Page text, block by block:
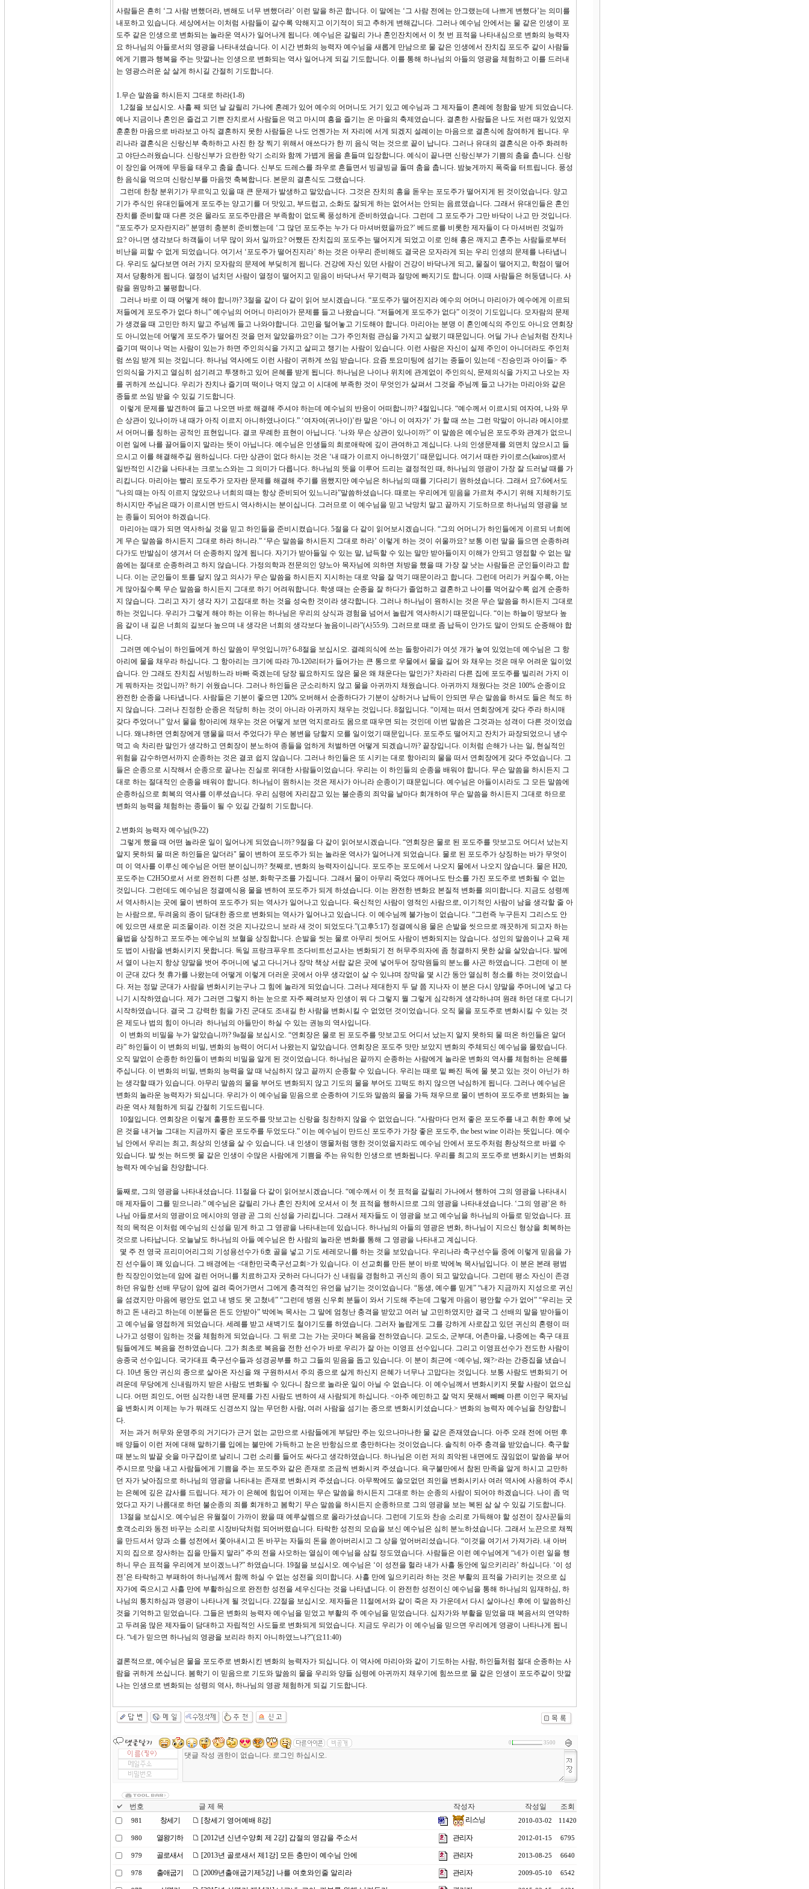
사람들은 흔히 ‘그 사람 변했더라, 변해도 너무 변했더라’ 이런 말을 하곤 합니다. 이 말에는 ‘그 사람 전에는 안그랬는데 나쁘게 변했다’는 의미를
내포하고 있습니다. 세상에서는 이처럼 사람들이 갈수록 악해지고 이기적이 되고 추하게 변해갑니다. 그러나 예수님 안에서는 물 같은 인생이 포
도주 같은 인생으로 변화되는 놀라운 역사가 일어나게 됩니다. 예수님은 갈릴리 가나 혼인잔치에서 이 첫 번 표적을 나타내심으로 변화의 능력자
요 하나님의 아들로서의 영광을 나타내셨습니다. 이 시간 변화의 능력자 예수님을 새롭게 만남으로 물 같은 인생에서 잔치집 포도주 같이 사람들
에게 기쁨과 행복을 주는 맛깔나는 인생으로 변화되는 역사 일어나게 되길 기도합니다. 이를 통해 하나님의 아들의 영광을 체험하고 이를 드러내
는 영광스러운 삶 살게 하시길 간절히 기도합니다.
1.무슨 말씀을 하시든지 그대로 하라(1-8)
1,2절을 보십시오. 사흘 째 되던 날 갈릴리 가나에 혼례가 있어 예수의 어머니도 거기 있고 예수님과 그 제자들이 혼례에 청함을 받게 되었습니다.
예나 지금이나 혼인은 즐겁고 기쁜 잔치로서 사람들은 먹고 마시며 흥을 즐기는 온 마을의 축제였습니다. 결혼한 사람들은 나도 저런 때가 있었지
훈훈한 마음으로 바라보고 아직 결혼하지 못한 사람들은 나도 언젠가는 저 자리에 서게 되겠지 설례이는 마음으로 결혼식에 참여하게 됩니다. 우
리나라 결혼식은 신랑신부 축하하고 사진 한 장 찍기 위해서 애쓰다가 한 끼 음식 먹는 것으로 끝이 납니다. 그러나 유대의 결혼식은 아주 화려하
고 야단스러웠습니다. 신랑신부가 요란한 악기 소리와 함께 가볍게 몸을 흔들며 입장합니다. 예식이 끝나면 신랑신부가 기쁨의 춤을 춥니다. 신랑
이 장인을 어깨에 무등을 태우고 춤을 춥니다. 신부도 드레스를 좌우로 흔들면서 빙글빙글 돌며 춤을 춥니다. 밤늦게까지 폭죽을 터트립니다. 풍성
한 음식을 먹으며 신랑신부를 마음껏 축복합니다. 본문의 결혼식도 그랬습니다.
그런데 한창 분위기가 무르익고 있을 때 큰 문제가 발생하고 말았습니다. 그것은 잔치의 흥을 돋우는 포도주가 떨어지게 된 것이었습니다. 양고
기가 주식인 유대인들에게 포도주는 양고기를 더 맛있고, 부드럽고, 소화도 잘되게 하는 없어서는 안되는 음료였습니다. 그래서 유대인들은 혼인
잔치를 준비할 때 다른 것은 몰라도 포도주만큼은 부족함이 없도록 풍성하게 준비하였습니다. 그런데 그 포도주가 그만 바닥이 나고 만 것입니다.
“포도주가 모자란지라” 분명히 충분히 준비했는데 ‘그 많던 포도주는 누가 다 마셔버렸을까요?’ 베드로를 비롯한 제자들이 다 마셔버린 것일까
요? 아니면 생각보다 하객들이 너무 많이 와서 일까요? 어쨌든 잔치집의 포도주는 떨어지게 되었고 이로 인해 흥은 깨지고 혼주는 사람들로부터
비난을 피할 수 없게 되었습니다. 여기서 ‘포도주가 떨어진지라’ 하는 것은 아무리 준비해도 결국은 모자라게 되는 우리 인생의 문제를 나타냅니
다. 우리도 살다보면 여러 가지 모자람의 문제에 부딪히게 됩니다. 건강에 자신 있던 사람이 건강이 바닥나게 되고, 물질이 떨어지고, 학점이 떨어
져서 당황하게 됩니다. 열정이 넘치던 사람이 열정이 떨어지고 믿음이 바닥나서 무기력과 절망에 빠지기도 합니다. 이때 사람들은 허둥댑니다. 사
람을 원망하고 불평합니다.
그러나 바로 이 때 어떻게 해야 합니까? 3절을 같이 다 같이 읽어 보시겠습니다. “포도주가 떨어진지라 예수의 어머니 마리아가 예수에게 이르되
저들에게 포도주가 없다 하니” 예수님의 어머니 마리아가 문제를 들고 나왔습니다. “저들에게 포도주가 없다” 이것이 기도입니다. 모자람의 문제
가 생겼을 때 고민만 하지 말고 주님께 들고 나와야합니다. 고민을 털어놓고 기도해야 합니다. 마리아는 분명 이 혼인예식의 주인도 아니요 연회장
도 아니었는데 어떻게 포도주가 떨어진 것을 먼저 알았을까요? 이는 그가 주인처럼 관심을 가지고 살폈기 때문입니다. 어딜 가나 손님처럼 잔치나
즐기며 떡이나 먹는 사람이 있는가 하면 주인의식을 가지고 살피고 챙기는 사람이 있습니다. 이런 사람은 자신이 실제 주인이 아니더라도 주인처
럼 쓰임 받게 되는 것입니다. 하나님 역사에도 이런 사람이 귀하게 쓰임 받습니다. 요즘 토요미팅에 섬기는 종들이 있는데 <진승민과 아이들> 주
인의식을 가지고 열심히 섬기려고 투쟁하고 있어 은혜를 받게 됩니다. 하나님은 나이나 위치에 관계없이 주인의식, 문제의식을 가지고 나오는 자
를 귀하게 쓰십니다. 우리가 잔치나 즐기며 떡이나 먹지 않고 이 시대에 부족한 것이 무엇인가 살펴서 그것을 주님께 들고 나가는 마리아와 같은
종들로 쓰임 받을 수 있길 기도합니다.
이렇게 문제를 발견하여 들고 나오면 바로 해결해 주셔야 하는데 예수님의 반응이 어떠합니까? 4절입니다. “예수께서 이르시되 여자여, 나와 무
슨 상관이 있나이까 내 때가 아직 이르지 아니하였나이다.” ‘여자여(귀나이)’란 말은 ‘아니 이 여자가’ 가 할 때 쓰는 그런 막말이 아니라 메시야로
서 어머니를 칭하는 공적인 표현입니다. 결코 무례한 표현이 아닙니다. ‘나와 무슨 상관이 있나이까?’ 이 말씀은 예수님은 포도주와 관계가 없으니
이런 일에 나를 끌어들이지 말라는 뜻이 아닙니다. 예수님은 인생들의 희로애락에 깊이 관여하고 계십니다. 나의 인생문제를 외면치 않으시고 들
으시고 이를 해결해주길 원하십니다. 다만 상관이 없다 하시는 것은 ‘내 때가 이르지 아니하였기’ 때문입니다. 여기서 때란 카이로스(kairos)로서
일반적인 시간을 나타내는 크로노스와는 그 의미가 다릅니다. 하나님의 뜻을 이루어 드리는 결정적인 때, 하나님의 영광이 가장 잘 드러날 때를 가
리킵니다. 마리아는 빨리 포도주가 모자란 문제를 해결해 주기를 원했지만 예수님은 하나님의 때를 기다리기 원하셨습니다. 그래서 요7:6에서도
“나의 때는 아직 이르지 않았으나 너희의 때는 항상 준비되어 있느니라”말씀하셨습니다. 때로는 우리에게 믿음을 가르쳐 주시기 위해 지체하기도
하시지만 주님은 때가 이르시면 반드시 역사하시는 분이십니다. 그러므로 이 예수님을 믿고 낙망치 말고 끝까지 기도하므로 하나님의 영광을 보
는 종들이 되어야 하겠습니다.
마리아는 때가 되면 역사하실 것을 믿고 하인들을 준비시켰습니다. 5절을 다 같이 읽어보시겠습니다. “그의 어머니가 하인들에게 이르되 너희에
게 무슨 말씀을 하시든지 그대로 하라 하니라.” ‘무슨 말씀을 하시든지 그대로 하라’ 이렇게 하는 것이 쉬울까요? 보통 이런 말을 들으면 순종하려
다가도 반발심이 생겨서 더 순종하지 않게 됩니다. 자기가 받아들일 수 있는 말, 납득할 수 있는 말만 받아들이지 이해가 안되고 영접할 수 없는 말
씀에는 절대로 순종하려고 하지 않습니다. 가정의학과 전문의인 양노아 목자님에 의하면 처방을 했을 때 가장 잘 낫는 사람들은 군인들이라고 합
니다. 이는 군인들이 토를 달지 않고 의사가 무슨 말씀을 하시든지 지시하는 대로 약을 잘 먹기 때문이라고 합니다. 그런데 머리가 커질수록, 아는
게 많아질수록 무슨 말씀을 하시든지 그대로 하기 어려워합니다. 학생 때는 순종을 잘 하다가 졸업하고 결혼하고 나이를 먹어갈수록 쉽게 순종하
지 않습니다. 그리고 자기 생각 자기 고집대로 하는 것을 성숙한 것이라 생각합니다. 그러나 하나님이 원하시는 것은 무슨 말씀을 하시든지 그대로
하는 것입니다. 우리가 그렇게 해야 하는 이유는 하나님은 우리의 상식과 경험을 넘어서 놀랍게 역사하시기 때문입니다. “이는 하늘이 땅보다 높
음 같이 내 길은 너희의 길보다 높으며 내 생각은 너희의 생각보다 높음이니라”(사55:9). 그러므로 때로 좀 납득이 안가도 말이 안되도 순종해야 합
니다.
그러면 예수님이 하인들에게 하신 말씀이 무엇입니까? 6-8절을 보십시오. 결례의식에 쓰는 돌항아리가 여섯 개가 놓여 있었는데 예수님은 그 항
아리에 물을 채우라 하십니다. 그 항아리는 크기에 따라 70-120리터가 들어가는 큰 통으로 우물에서 물을 길어 와 채우는 것은 매우 어려운 일이었
습니다. 안 그래도 잔치집 서빙하느라 바빠 죽겠는데 당장 필요하지도 않은 물은 왜 채운다는 말인가? 차라리 다른 집에 포도주를 빌리러 가지 이
게 뭐하자는 것입니까? 하기 쉬웠습니다. 그러나 하인들은 군소리하지 않고 물을 아귀까지 채웠습니다. 아귀까지 채웠다는 것은 100% 순종이요
완전한 순종을 나타냅니다. 사람들은 기분이 좋으면 120% 오버해서 순종하다가 기분이 상하거나 납득이 안되면 무슨 말씀을 하셔도 들은 척도 하
지 않습니다. 그러나 진정한 순종은 적당히 하는 것이 아니라 아귀까지 채우는 것입니다. 8절입니다. “이제는 떠서 연회장에게 갖다 주라 하시매
갖다 주었더니” 앞서 물을 항아리에 채우는 것은 어떻게 보면 억지로라도 몸으로 때우면 되는 것인데 이번 말씀은 그것과는 성격이 다른 것이었습
니다. 왜냐하면 연회장에게 맹물을 떠서 주었다가 무슨 봉변을 당할지 모를 일이었기 때문입니다. 포도주도 떨어지고 잔치가 파장되었으니 냉수
먹고 속 차리란 말인가 생각하고 연회장이 분노하여 종들을 엄하게 처벌하면 어떻게 되겠습니까? 끝장입니다. 이처럼 손해가 나는 일, 현실적인
위험을 감수하면서까지 순종하는 것은 결코 쉽지 않습니다. 그러나 하인들은 또 시키는 대로 항아리의 물을 떠서 연회장에게 갖다 주었습니다. 그
들은 순종으로 시작해서 순종으로 끝나는 진실로 위대한 사람들이었습니다. 우리는 이 하인들의 순종을 배워야 합니다. 무슨 말씀을 하시든지 그
대로 하는 절대적인 순종을 배워야 합니다. 하나님이 원하시는 것은 제사가 아니라 순종이기 때문입니다. 예수님은 아들이시라도 그 모든 말씀에
순종하심으로 회복의 역사를 이루셨습니다. 우리 심령에 자리잡고 있는 불순종의 죄악을 날마다 회개하여 무슨 말씀을 하시든지 그대로 하므로
변화의 능력을 체험하는 종들이 될 수 있길 간절히 기도합니다.
2.변화의 능력자 예수님(9-22)
그렇게 했을 때 어떤 놀라운 일이 일어나게 되었습니까? 9절을 다 같이 읽어보시겠습니다. “연회장은 물로 된 포도주를 맛보고도 어디서 났는지
알지 못하되 물 떠온 하인들은 알더라" 물이 변하여 포도주가 되는 놀라운 역사가 일어나게 되었습니다. 물로 된 포도주가 상징하는 바가 무엇이
며 이 역사를 이루신 예수님은 어떤 분이십니까? 첫째로, 변화의 능력자이십니다. 포도주는 포도에서 나오지 물에서 나오지 않습니다. 물은 H20,
포도주는 C2H5O로서 서로 완전히 다른 성분, 화학구조를 가집니다. 그래서 물이 아무리 죽었다 깨어나도 탄소를 가진 포도주로 변화될 수 없는
것입니다. 그런데도 예수님은 정결예식용 물을 변하여 포도주가 되게 하셨습니다. 이는 완전한 변화요 본질적 변화를 의미합니다. 지금도 성령께
서 역사하시는 곳에 물이 변하여 포도주가 되는 역사가 일어나고 있습니다. 육신적인 사람이 영적인 사람으로, 이기적인 사람이 남을 생각할 줄 아
는 사람으로, 두려움의 종이 담대한 종으로 변화되는 역사가 일어나고 있습니다. 이 예수님께 불가능이 없습니다. “그런즉 누구든지 그리스도 안
에 있으면 새로운 피조물이라. 이전 것은 지나갔으니 보라 새 것이 되었도다.”(고후5:17) 정결예식용 물은 손발을 씻으므로 깨끗하게 되고자 하는
율법을 상징하고 포도주는 예수님의 보혈을 상징합니다. 손발을 씻는 물로 아무리 씻어도 사람이 변화되지는 않습니다. 성인의 말씀이나 교육 제
도 법이 사람을 변화시키지 못합니다. 독일 프랑크푸우트 조다비트선교사는 변화되기 전 허무주의자에 좀 청결하지 못한 삶을 살았습니다. 발에
서 열이 나는지 항상 양말을 벗어 주머니에 넣고 다니거나 장막 책상 서랍 같은 곳에 넣어두어 장막원들의 분노를 사곤 하였습니다. 그런데 이 분
이 군대 갔다 첫 휴가를 나왔는데 어떻게 이렇게 더러운 곳에서 아무 생각없이 살 수 있냐며 장막을 몇 시간 동안 열심히 청소를 하는 것이었습니
다. 저는 정말 군대가 사람을 변화시키는구나 그 힘에 놀라게 되었습니다. 그러나 제대한지 두 달 쯤 지나자 이 분은 다시 양말을 주머니에 넣고 다
니기 시작하였습니다. 제가 그러면 그렇지 하는 눈으로 자주 째려보자 인생이 뭐 다 그렇지 뭘 그렇게 심각하게 생각하냐며 원래 하던 대로 다니기
시작하였습니다. 결국 그 강력한 힘을 가진 군대도 조내길 한 사람을 변화시킬 수 없었던 것이었습니다. 오직 물을 포도주로 변화시킬 수 있는 것
은 제도나 법의 힘이 아니라 하나님의 아들만이 하실 수 있는 권능의 역사입니다.
이 변화의 비밀을 누가 알았습니까? 9a절을 보십시오. “연회장은 물로 된 포도주를 맛보고도 어디서 났는지 알지 못하되 물 떠온 하인들은 알더
라” 하인들이 이 변화의 비밀, 변화의 능력이 어디서 나왔는지 알았습니다. 연회장은 포도주 맛만 보았지 변화의 주체되신 예수님을 몰랐습니다.
오직 말없이 순종한 하인들이 변화의 비밀을 알게 된 것이었습니다. 하나님은 끝까지 순종하는 사람에게 놀라운 변화의 역사를 체험하는 은혜를
주십니다. 이 변화의 비밀, 변화의 능력을 알 때 낙심하지 않고 끝까지 순종할 수 있습니다. 우리는 때로 밑 빠진 독에 물 붓고 있는 것이 아닌가 하
는 생각할 때가 있습니다. 아무리 말씀의 물을 부어도 변화되지 않고 기도의 물을 부어도 끄떡도 하지 않으면 낙심하게 됩니다. 그러나 예수님은
변화의 놀라운 능력자가 되십니다. 우리가 이 예수님을 믿음으로 순종하여 기도와 말씀의 물을 가득 채우므로 물이 변하여 포도주로 변화되는 놀
라운 역사 체험하게 되길 간절히 기도드립니다.
10절입니다. 연회장은 이렇게 훌륭한 포도주를 맛보고는 신랑을 칭찬하지 않을 수 없었습니다. “사람마다 먼저 좋은 포도주를 내고 취한 후에 낮
은 것을 내거늘 그대는 지금까지 좋은 포도주를 두었도다.” 이는 예수님이 만드신 포도주가 가장 좋은 포도주, the best wine 이라는 뜻입니다. 예수
님 안에서 우리는 최고, 최상의 인생을 살 수 있습니다. 내 인생이 맹물처럼 맹한 것이었을지라도 예수님 안에서 포도주처럼 환상적으로 바뀔 수
있습니다. 발 씻는 허드렛 물 같은 인생이 수많은 사람에게 기쁨을 주는 유익한 인생으로 변화됩니다. 우리를 최고의 포도주로 변화시키는 변화의
능력자 예수님을 찬양합니다.
둘째로, 그의 영광을 나타내셨습니다. 11절을 다 같이 읽어보시겠습니다. “예수께서 이 첫 표적을 갈릴리 가나에서 행하여 그의 영광을 나타내시
매 제자들이 그를 믿으니라.” 예수님은 갈릴리 가나 혼인 잔치에 오셔서 이 첫 표적을 행하시므로 그의 영광을 나타내셨습니다. ‘그의 영광’은 하
나님 아들로서의 영광이요 메시야의 영광 곧 그의 신성을 가리킵니다. 그래서 제자들도 이 영광을 보고 예수님을 하나님의 아들로 믿었습니다. 표
적의 목적은 이처럼 예수님의 신성을 믿게 하고 그 영광을 나타내는데 있습니다. 하나님의 아들의 영광은 변화, 하나님이 지으신 형상을 회복하는
것으로 나타납니다. 오늘날도 하나님의 아들 예수님은 한 사람의 놀라운 변화를 통해 그 영광을 나타내고 계십니다.
몇 주 전 영국 프리미어리그의 기성용선수가 6호 골을 넣고 기도 세레모니를 하는 것을 보았습니다. 우리나라 축구선수들 중에 이렇게 믿음을 가
진 선수들이 꽤 있습니다. 그 배경에는 <대한민국축구선교회>가 있습니다. 이 선교회를 만든 분이 바로 박에녹 목사님입니다. 이 분은 본래 평범
한 직장인이었는데 암에 걸린 어머니를 치료하고자 굿하러 다니다가 신 내림을 경험하고 귀신의 종이 되고 말았습니다. 그런데 평소 자신이 존경
하던 유일한 선배 무당이 암에 걸려 죽어가면서 그에게 충격적인 유언을 남기는 것이었습니다. “동생, 예수를 믿게” “내가 지금까지 지성으로 귀신
을 섬겼지만 마음에 평안도 없고 내 병도 못 고쳤네” “그런데 병원 신우회 분들이 와서 기도해 주는데 그렇게 마음이 평안할 수가 없어” “우리는 굿
하고 돈 내라고 하는데 이분들은 돈도 안받아” 박에녹 목사는 그 말에 엄청난 충격을 받았고 여러 날 고민하였지만 결국 그 선배의 말을 받아들이
고 예수님을 영접하게 되었습니다. 세례를 받고 새벽기도 철야기도를 하였습니다. 그러자 놀랍게도 그를 강하게 사로잡고 있던 귀신의 혼령이 떠
나가고 성령이 임하는 것을 체험하게 되었습니다. 그 뒤로 그는 가는 곳마다 복음을 전하였습니다. 교도소, 군부대, 어촌마을, 나중에는 축구 대표
팀들에게도 복음을 전하였습니다. 그가 최초로 복음을 전한 선수가 바로 우리가 잘 아는 이영표 선수입니다. 그리고 이영표선수가 전도한 사람이
송종국 선수입니다. 국가대표 축구선수들과 성경공부를 하고 그들의 믿음을 돕고 있습니다. 이 분이 최근에 <예수님, 왜?>라는 간증집을 냈습니
다. 10년 동안 귀신의 종으로 살아온 자신을 왜 구원하셔서 주의 종으로 살게 하신지 은혜가 너무나 고맙다는 것입니다. 보통 사람도 변화되기 어
려운데 무당에게 신내림까지 받은 사람도 변화될 수 있다니 참으로 놀라운 일이 아닐 수 없습니다. 이 예수님께서 변화시키지 못할 사람이 없으십
니다. 어떤 죄인도, 어떤 심각한 내면 문제를 가진 사람도 변하여 새 사람되게 하십니다. <아주 예민하고 잘 먹지 못해서 빼빼 마른 이인구 목자님
을 변화시켜 이제는 누가 뭐래도 신경쓰지 않는 무던한 사람, 여러 사람을 섬기는 종으로 변화시키셨습니다.> 변화의 능력자 예수님을 찬양합니
다.
저는 과거 허무와 운명주의 거기다가 근거 없는 교만으로 사람들에게 부담만 주는 있으나마나한 물 같은 존재였습니다. 아주 오래 전에 어떤 후
배 양들이 이런 저에 대해 말하기를 입에는 불만에 가득하고 눈은 반항심으로 충만하다는 것이었습니다. 솔직히 아주 충격을 받았습니다. 축구할
때 분노의 발끝 슛을 마구잡이로 날리니 그런 소리를 들어도 싸다고 생각하였습니다. 하나님은 이런 저의 죄악된 내면에도 끊임없이 말씀을 부어
주시므로 맛을 내고 사람들에게 기쁨을 주는 포도주와 같은 존재로 조금씩 변화시켜 주셨습니다. 욕구불만에서 참된 만족을 알게 하시고 교만하
던 자가 낮아짐으로 하나님의 영광을 나타내는 존재로 변화시켜 주셨습니다. 아무짝에도 쓸모없던 죄인을 변화시키사 여러 역사에 사용하여 주시
는 은혜에 깊은 감사를 드립니다. 제가 이 은혜에 힘입어 이제는 무슨 말씀을 하시든지 그대로 하는 순종의 사람이 되어야 하겠습니다. 나이 좀 먹
었다고 자기 나름대로 하던 불순종의 죄를 회개하고 봄학기 무슨 말씀을 하시든지 순종하므로 그의 영광을 보는 복된 삶 살 수 있길 기도합니다.
13절을 보십시오. 예수님은 유월절이 가까이 왔을 때 예루살렘으로 올라가셨습니다. 그런데 기도와 찬송 소리로 가득해야 할 성전이 장사꾼들의
호객소리와 동전 바꾸는 소리로 시장바닥처럼 되어버렸습니다. 타락한 성전의 모습을 보신 예수님은 심히 분노하셨습니다. 그래서 노끈으로 채찍
을 만드셔서 양과 소를 성전에서 쫓아내시고 돈 바꾸는 자들의 돈을 쏟아버리시고 그 상을 엎어버리셨습니다. “이것을 여기서 가져가라. 내 아버
지의 집으로 장사하는 집을 만들지 말라” 주의 전을 사모하는 열심이 예수님을 삼킬 정도였습니다. 사람들은 이런 예수님에게 “네가 이런 일을 행
하니 무슨 표적을 우리에게 보이겠느냐?” 하였습니다. 19절을 보십시오. 예수님은 ‘이 성전을 헐라 내가 사흘 동안에 일으키리라’ 하십니다. ‘이 성
전’은 타락하고 부패하여 하나님께서 함께 하실 수 없는 성전을 의미합니다. 사흘 만에 일으키리라 하는 것은 부활의 표적을 가리키는 것으로 십
자가에 죽으시고 사흘 만에 부활하심으로 완전한 성전을 세우신다는 것을 나타냅니다. 이 완전한 성전이신 예수님을 통해 하나님의 임재하심, 하
나님의 통치하심과 영광이 나타나게 될 것입니다. 22절을 보십시오. 제자들은 11절에서와 같이 죽은 자 가운데서 다시 살아나신 후에 이 말씀하신
것을 기억하고 믿었습니다. 그들은 변화의 능력자 예수님을 믿었고 부활의 주 예수님을 믿었습니다. 십자가와 부활을 믿었을 때 복음서의 연약하
고 두려움 많은 제자들이 담대하고 자립적인 사도들로 변화되게 되었습니다. 지금도 우리가 이 예수님을 믿으면 우리에게 영광이 나타나게 됩니
다. “네가 믿으면 하나님의 영광을 보리라 하지 아니하였느냐?”(요11:40)
결론적으로, 예수님은 물을 포도주로 변화시킨 변화의 능력자가 되십니다. 이 역사에 마리아와 같이 기도하는 사람, 하인들처럼 절대 순종하는 사
람을 귀하게 쓰십니다. 봄학기 이 믿음으로 기도와 말씀의 물을 우리와 양들 심령에 아귀까지 채우기에 힘쓰므로 물 같은 인생이 포도주같이 맛깔
나는 인생으로 변화되는 성령의 역사, 하나님의 영광 체험하게 되길 기도합니다.
0 3500
번호 글 제 목 작성자 작성일 조회
981 창세기 [창세기 영어예배 8강] 리스닝 2010-03-02 11420
980 열왕기하 [2012년 신년수양회 제 2강] 갑절의 영감을 주소서 관리자 2012-01-15 6795
979 골로새서 [2013년 골로새서 제1강] 모든 충만이 예수님 안에 관리자 2013-08-25 6640
978 출애굽기 [2009년출애굽기제5강] 나를 여호와인줄 알리라 관리자 2009-05-10 6542